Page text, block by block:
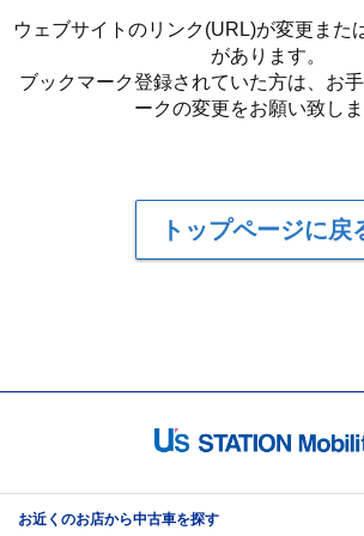
ウェブサイトのリンク(URL)が変更また
があります。
ブックマーク登録されていた方は、お
ークの変更をお願い致しま
トップページに戻
お近くのお店から中古車を探す